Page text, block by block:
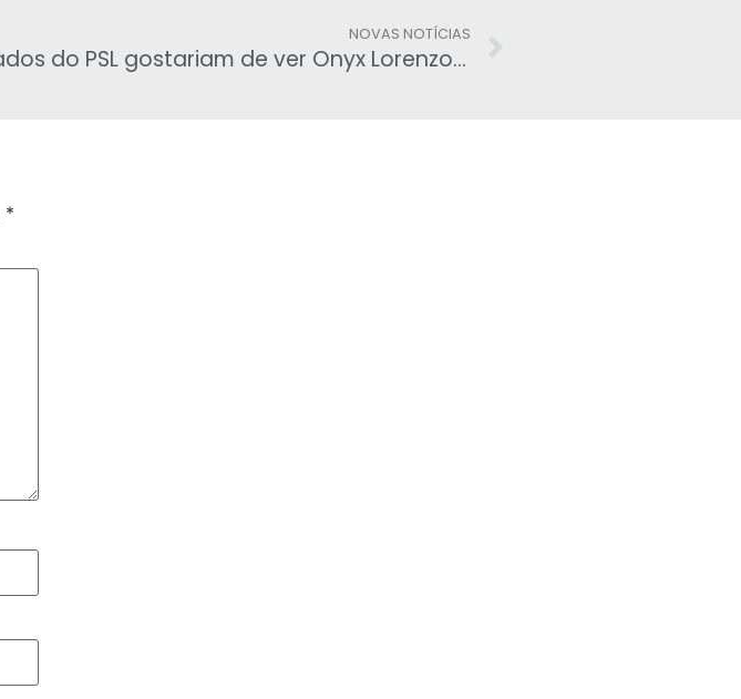
NOVAS NOTÍCIAS
Até deputados do PSL gostariam de ver Onyx Lorenzoni pelas costas
*